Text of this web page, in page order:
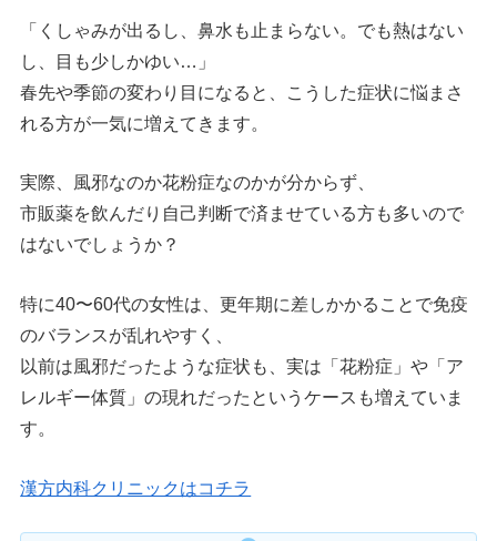
「くしゃみが出るし、鼻水も止まらない。でも熱はない
し、目も少しかゆい…」
春先や季節の変わり目になると、こうした症状に悩まさ
れる方が一気に増えてきます。
実際、風邪なのか花粉症なのかが分からず、
市販薬を飲んだり自己判断で済ませている方も多いので
はないでしょうか？
特に40〜60代の女性は、更年期に差しかかることで免疫
のバランスが乱れやすく、
以前は風邪だったような症状も、実は「花粉症」や「ア
レルギー体質」の現れだったというケースも増えていま
す。
漢方内科クリニックはコチラ